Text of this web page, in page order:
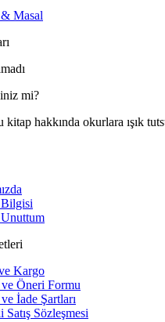
Masal
mi?
hakkında okurlara ışık
Kargo
Öneri Formu
İade Şartları
Satış Sözleşmesi